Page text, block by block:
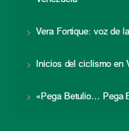
Vera Fortique: voz de
Inicios del ciclismo en
«Pega Betulio… Pega